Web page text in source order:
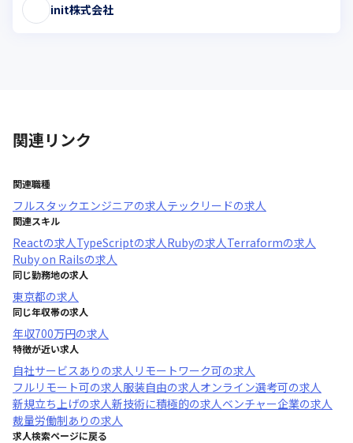
init株式会社
関連リンク
関連職種
フルスタックエンジニアの求人テックリードの求人
関連スキル
Reactの求人TypeScriptの求人Rubyの求人Terraformの求人
Ruby on Railsの求人
同じ勤務地の求人
東京都の求人
同じ年収帯の求人
年収700万円の求人
特徴が近い求人
自社サービスあり の求人 リモートワーク可の求人
フルリモート可の求人服装自由の求人オンライン選考可の求人
新規立ち上げの求人新技術に積極的の求人ベンチャー企業の求人
裁量労働制あり の求人
求人検索ページに戻る